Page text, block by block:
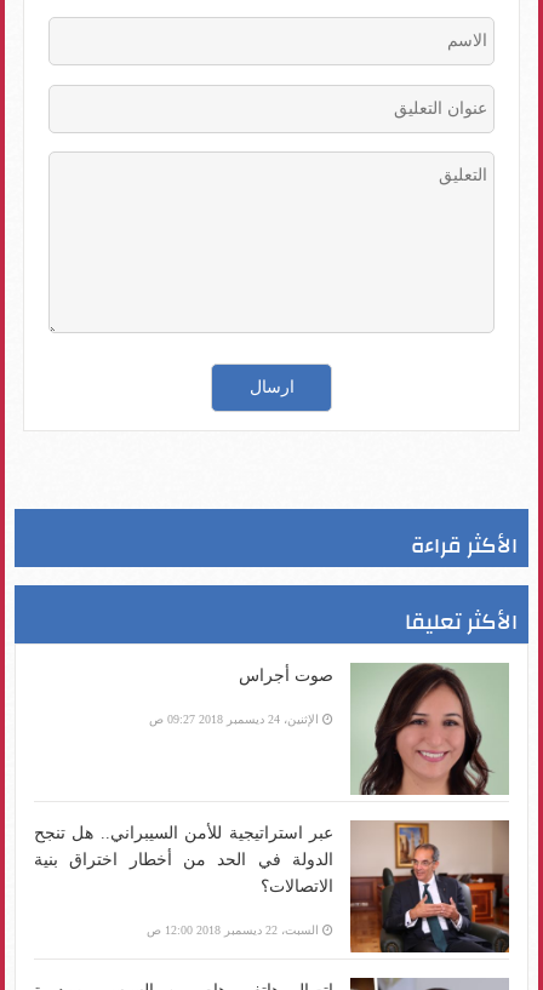
الأكثر قراءة
الأكثر تعليقا
صوت أجراس
الإثنين، 24 ديسمبر 2018 09:27 ص
عبر استراتيجية للأمن السيبراني.. هل تنجح
الدولة في الحد من أخطار اختراق بنية
الاتصالات؟
السبت، 22 ديسمبر 2018 12:00 ص